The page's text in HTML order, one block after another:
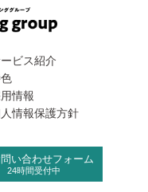
ビス紹介
情報
情報保護方針
い合わせフォーム
24時間受付中